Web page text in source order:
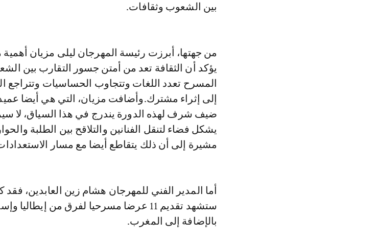
بين الشعوب وثقافات.
من جهتها، أبرزت رئيسة المهرجان ليلى مزيان
يؤكد أن الثقافة تعد من أمتن جسور التقارب بين
المسرح تعدد اللغات وتتجاوب الحساسيات وتتراجع
إلى إثراء مشترك.وأضافت مزيان، التي هي أيضا عميدة
ضيف شرف لهذه الدورة يندرج في هذا السياق، لا
يشكل فضاء لتنقل الفنانين والتلاقح بين الطلبة
مشيرة إلى أن ذلك يتقاطع أيضا مع مسار الاستعدادات
أما المدير الفني للمهرجان هشام زين العابدين،
ستشهد تقديم 11 عرضا مسرحيا لفرق من
بالإضافة إلى المغرب.